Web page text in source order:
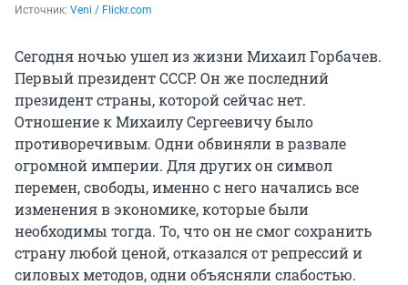
Источник: Veni / Flickr.com
Сегодня ночью ушел из жизни Михаил Горбачев.
Первый президент СССР. Он же последний
президент страны, которой сейчас нет.
Отношение к Михаилу Сергеевичу было
противоречивым. Одни обвиняли в развале
огромной империи. Для других он символ
перемен, свободы, именно с него начались все
изменения в экономике, которые были
необходимы тогда. То, что он не смог сохранить
страну любой ценой, отказался от репрессий и
силовых методов, одни объясняли слабостью.